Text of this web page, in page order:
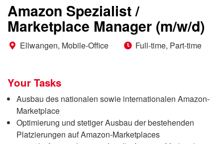
Amazon Spezialist /
Marketplace Manager (m/w/d)
Ellwangen, Mobile-Office Full-time, Part-time
Your Tasks
Ausbau des nationalen sowie internationalen Amazon-
Marketplace
Optimierung und stetiger Ausbau der bestehenden
Platzierungen auf Amazon-Marketplaces